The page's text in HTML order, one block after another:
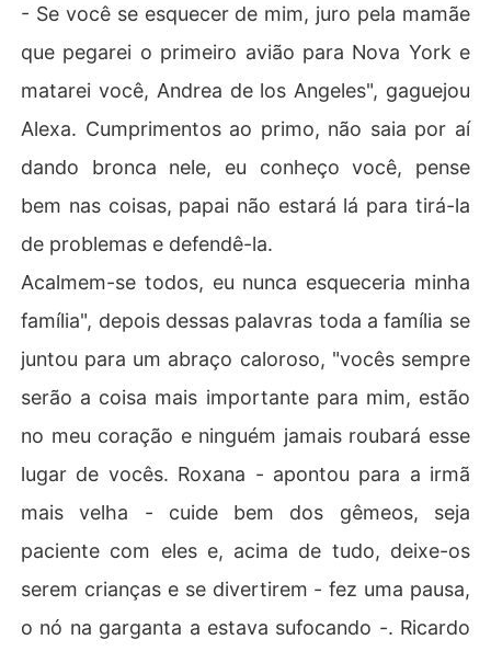
- Se você se esquecer de mim, juro pela mamãe
que pegarei o primeiro avião para Nova York e
matarei você, Andrea de los Angeles", gaguejou
Alexa. Cumprimentos ao primo, não saia por aí
dando bronca nele, eu conheço você, pense
bem nas coisas, papai não estará lá para tirá-la
de problemas e defendê-la.
Acalmem-se todos, eu nunca esqueceria minha
família", depois dessas palavras toda a família se
juntou para um abraço caloroso, "vocês sempre
serão a coisa mais importante para mim, estão
no meu coração e ninguém jamais roubará esse
lugar de vocês. Roxana - apontou para a irmã
mais velha - cuide bem dos gêmeos, seja
paciente com eles e, acima de tudo, deixe-os
serem crianças e se divertirem - fez uma pausa,
o nó na garganta a estava sufocando -. Ricardo